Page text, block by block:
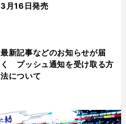
3月16日発売
最新記事などのお知らせが届
く プッシュ通知を受け取る方
法について